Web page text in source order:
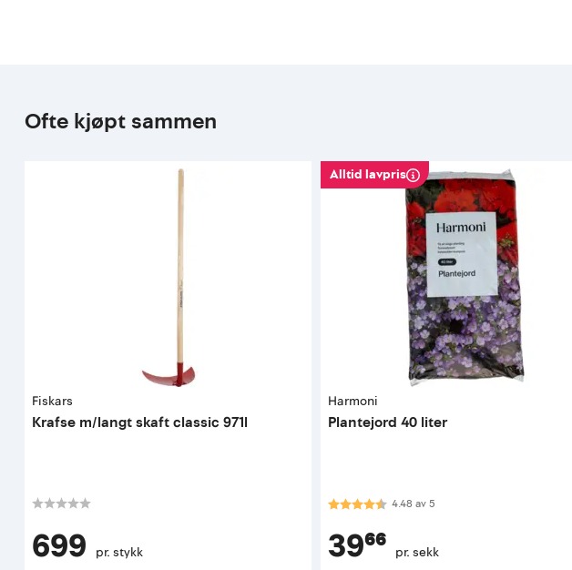
Ofte kjøpt sammen
Fiskars
Krafse m/langt skaft classic 971l
699 pr. stykk
Alltid lavpris
Harmoni
Plantejord 40 liter
Karakter:4.5 av 5 mulige
4.48av5
39⁶⁶ pr. sekk